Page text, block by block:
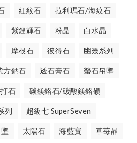
紅紋石 拉利瑪石/海紋石
紫鋰輝石 粉晶 白水晶
摩根石 彼得石 幽靈系列
方鈉石 透石膏石 螢石吊墜
石 碳鎂鉻石/碳酸鎂鉻礦
列 超級七 SuperSeven
太陽石 海藍寶 草苺晶